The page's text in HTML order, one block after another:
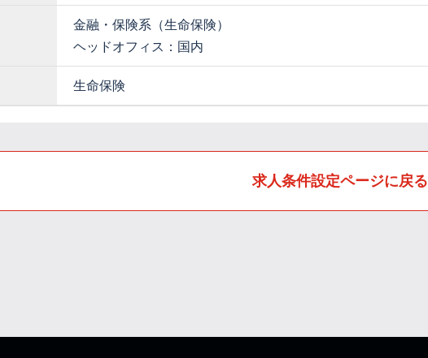
金融・保険系（生命保険）
ヘッドオフィス：国内
生命保険
求人条件設定ページに戻る